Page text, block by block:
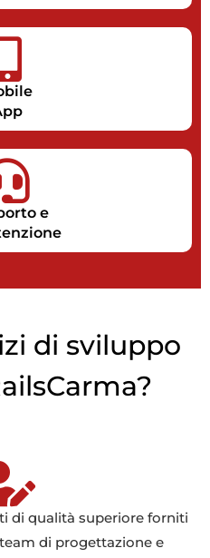
e
di sviluppo
di qualità superiore forniti
di progettazione e